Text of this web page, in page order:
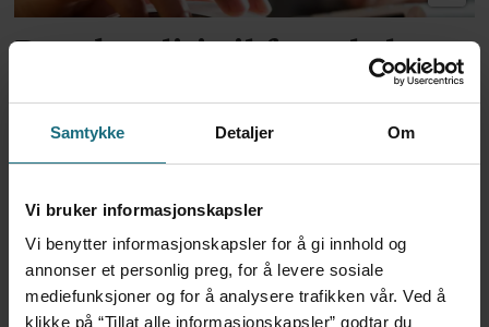
Samtykke Detaljer Om
Vi bruker informasjonskapsler
Vi benytter informasjonskapsler for å gi innhold og
annonser et personlig preg, for å levere sosiale
mediefunksjoner og for å analysere trafikken vår. Ved å
klikke på “Tillat alle informasjonskapsler” godtar du
Dansk politi vil fengsle lege
for utskrivning av store
mengder Ozempic